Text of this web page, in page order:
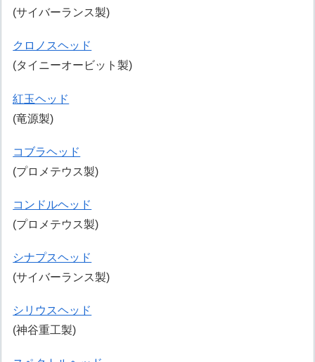
(サイバーランス製)
クロノスヘッド
(タイニーオービット製)
紅玉ヘッド
(竜源製)
コブラヘッド
(プロメテウス製)
コンドルヘッド
(プロメテウス製)
シナプスヘッド
(サイバーランス製)
シリウスヘッド
(神谷重工製)